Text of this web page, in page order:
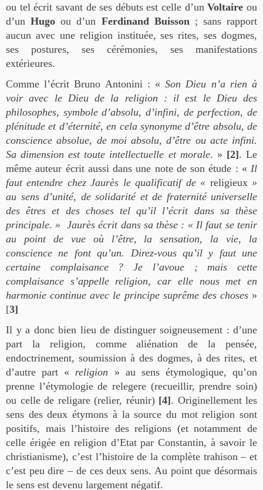
ou tel écrit savant de ses débuts est celle d’unVoltaire ou
d’unHugo ou d’un Ferdinand Buisson ; sans rapport
aucun avec une religion instituée, ses rites, ses dogmes,
ses postures, ses cérémonies, ses manifestations
extérieures.
Comme l’écrit Bruno Antonini : «Son Dieu n’a rien à
voir avec le Dieu de la religion : il est le Dieu des
philosophes, symbole d’absolu, d’infini, de perfection, de
plénitude et d’éternité, en cela synonyme d’être absolu, de
conscience absolue, de moi absolu, d’être ou acte infini.
Sa dimension est toute intellectuelle et morale. » [2]. Le
même auteur écrit aussi dans une note de son étude : « Il
faut entendre chez Jaurès le qualificatif de « religieux »
au sens d’unité, de solidarité et de fraternité universelle
des êtres et des choses tel qu’il l’écrit dans sa thèse
principale. » Jaurès écrit dans sa thèse : « Il faut se tenir
au point de vue où l’être, la sensation, la vie, la
conscience ne font qu’un. Direz-vous qu’il y faut une
certaine complaisance ? Je l’avoue ; mais cette
complaisance s’appelle religion, car elle nous met en
harmonie continue avec le principe suprême des choses»
[3]
Il y a donc bien lieu de distinguer soigneusement : d’une
part la religion, comme aliénation de la pensée,
endoctrinement, soumission à des dogmes, à des rites, et
d’autre part « religion » au sens étymologique, qu’on
prenne l’étymologie de relegere (recueillir, prendre soin)
ou celle de religare (relier, réunir) [4]. Originellement les
sens des deux étymons à la source du mot religion sont
positifs, mais l’histoire des religions (et notamment de
celle érigée en religion d’Etat par Constantin, à savoir le
christianisme), c’est l’histoire de la complète trahison – et
c’est peu dire – de ces deux sens. Au point que désormais
le sens est devenu largement négatif.